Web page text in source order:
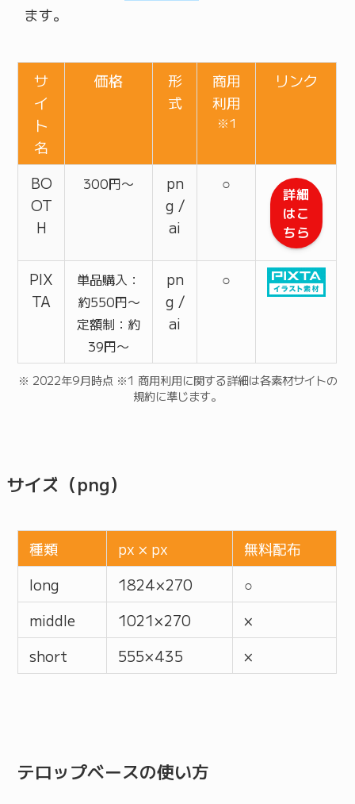
ます。
サ
イ
ト
名
価格
形
式
商用
利用
※1
リンク
BO
OT
H
300円〜
pn
g /
ai
○
詳細
はこ
ちら
PIX
TA
単品購入：
約550円〜
定額制：約
39円〜
pn
g /
ai
○
※ 2022年9月時点 ※1 商用利用に関する詳細は各素材サイトの
規約に準じます。
サイズ（png）
種類 px × px
無料配布
long
1824 × 270
○
middle
1021 × 270
×
short
555 × 435 ×
テロップベースの使い方